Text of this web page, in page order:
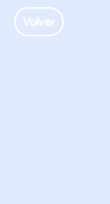
Volver